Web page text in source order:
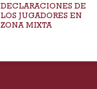
DECLARACIONES DE
LOS JUGADORES EN
ZONA MIXTA